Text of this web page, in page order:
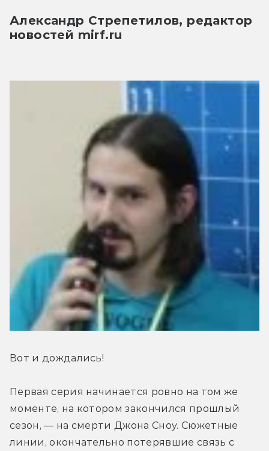
Александр Стрепетилов, редактор
новостей mirf.ru
Вот и дождались!
Первая серия начинается ровно на том же
моменте, на котором закончился прошлый
сезон, — на смерти Джона Сноу. Сюжетные
линии, окончательно потерявшие связь с